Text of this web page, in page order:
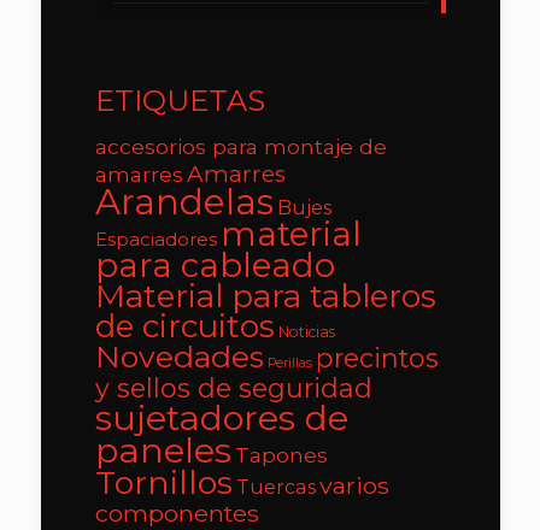
ETIQUETAS
accesorios para montaje de
amarresAmarres
Arandelas Bujes
Espaciadores material
para cableado
Material para tableros
de circuitos Noticias
Novedades Perillas precintos
y sellos de seguridad
sujetadores de
paneles Tapones
Tornillos Tuercasvarios
componentes